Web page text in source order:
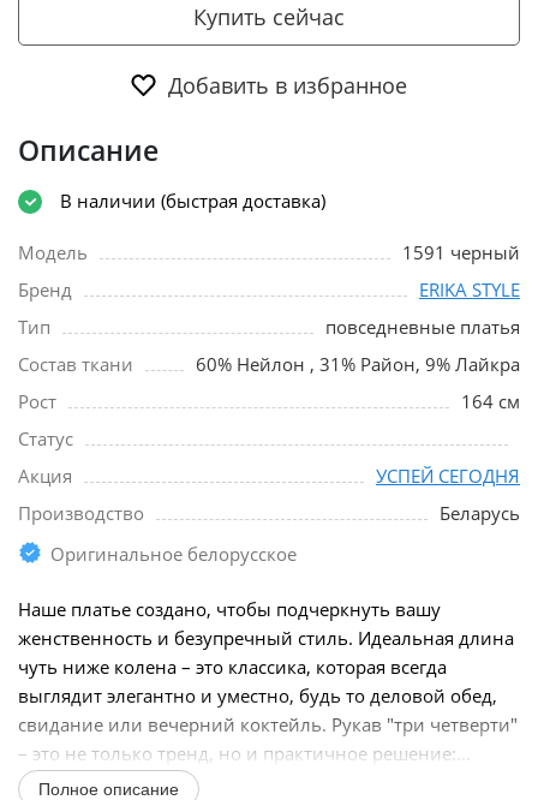
Купить сейчас
Добавить в избранное
Описание
В наличии (быстрая доставка)
Модель
1591 черный
Бренд
ERIKA STYLE
Тип
повседневные платья
Состав ткани
60% Нейлон , 31% Район, 9% Лайкра
Рост
164 см
Статус
Акция
УСПЕЙ СЕГОДНЯ
Производство
Беларусь
Оригинальное белорусское
Наше платье создано, чтобы подчеркнуть вашу
женственность и безупречный стиль. Идеальная длина
чуть ниже колена – это классика, которая всегда
выглядит элегантно и уместно, будь то деловой обед,
свидание или вечерний коктейль. Рукав "три четверти"
– это не только тренд, но и практичное решение:...
Полное описание